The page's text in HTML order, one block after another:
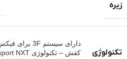
زیره
تکنولوژی